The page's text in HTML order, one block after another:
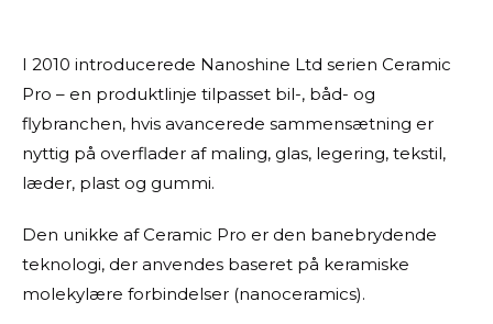
I 2010 introducerede Nanoshine Ltd serien Ceramic
Pro – en produktlinje tilpasset bil-, båd- og
flybranchen, hvis avancerede sammensætning er
nyttig på overflader af maling, glas, legering, tekstil,
læder, plast og gummi.
Den unikke af Ceramic Pro er den banebrydende
teknologi, der anvendes baseret på keramiske
molekylære forbindelser (nanoceramics).